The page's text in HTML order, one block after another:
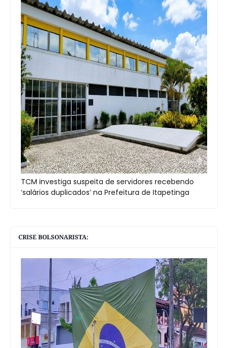
TCM investiga suspeita de servidores recebendo
‘salários duplicados’ na Prefeitura de Itapetinga
CRISE BOLSONARISTA: